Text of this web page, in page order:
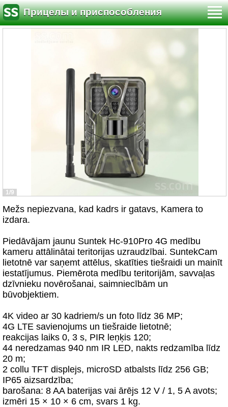
Прицелы и приспособления
1/9
Mežs nepiezvana, kad kadrs ir gatavs, Kamera to
izdara.
Piedāvājam jaunu Suntek Hc-910Pro 4G medību
kameru attālinātai teritorijas uzraudzībai. SuntekCam
lietotnē var saņemt attēlus, skatīties tiešraidi un mainīt
iestatījumus. Piemērota medību teritorijām, savvaļas
dzīvnieku novērošanai, saimniecībām un
būvobjektiem.
4K video ar 30 kadriem/s un foto līdz 36 MP;
4G LTE savienojums un tiešraide lietotnē;
reakcijas laiks 0, 3 s, PIR leņķis 120;
44 neredzamas 940 nm IR LED, nakts redzamība līdz
20 m;
2 collu TFT displejs, microSD atbalsts līdz 256 GB;
IP65 aizsardzība;
barošana: 8 AA baterijas vai ārējs 12 V / 1, 5 A avots;
izmēri 15 × 10 × 6 cm, svars 1 kg.